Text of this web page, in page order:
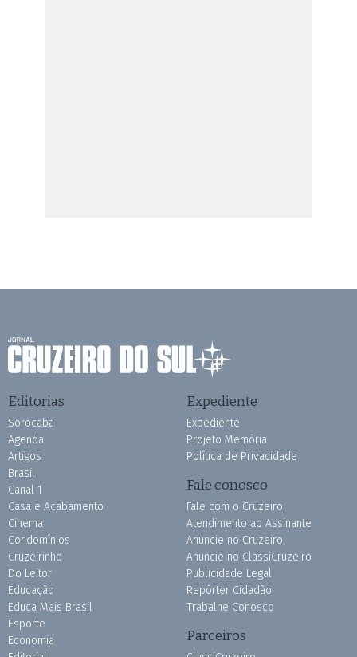
Editorias
Sorocaba
Agenda
Artigos
Brasil
Canal 1
Casa e Acabamento
Cinema
Condomínios
Cruzeirinho
Do Leitor
Educação
Educa Mais Brasil
Esporte
Economia
Expediente
Expediente
Projeto Memória
Política de Privacidade
Fale conosco
Fale com o Cruzeiro
Atendimento ao Assinante
Anuncie no Cruzeiro
Anuncie no ClassiCruzeiro
Publicidade Legal
Repórter Cidadão
Trabalhe Conosco
Parceiros